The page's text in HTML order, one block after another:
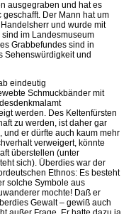
ausgegraben und hat es
Der Mann hat um
und wurde mit
im Landesmuseum
Grabbefundes sind in
Sehenswürdigkeit und
eindeutig
Schmuckbänder mit
werden. Des Keltenfürsten
zu werden, ist daher gar
und er dürfte auch kaum mehr
verweigert, könnte
überstellen (unter
sich). Überdies war der
Ethnos: Es besteht
solche Symbole aus
mochte! Daß er
Gewalt – gewiß auch